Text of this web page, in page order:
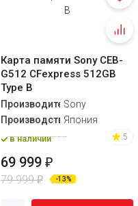
Карта памяти Sony CEB-
G512 CFexpress 512GB
Type B
ПроизводительSony
ПроизводствоЯпония
в наличии 5
69 999₽
79 999₽ -13%